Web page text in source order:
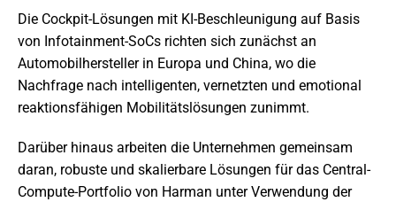
Die Cockpit-Lösungen mit KI-Beschleunigung auf Basis
von Infotainment-SoCs richten sich zunächst an
Automobilhersteller in Europa und China, wo die
Nachfrage nach intelligenten, vernetzten und emotional
reaktionsfähigen Mobilitätslösungen zunimmt.
Darüber hinaus arbeiten die Unternehmen gemeinsam
daran, robuste und skalierbare Lösungen für das Central-
Compute-Portfolio von Harman unter Verwendung der